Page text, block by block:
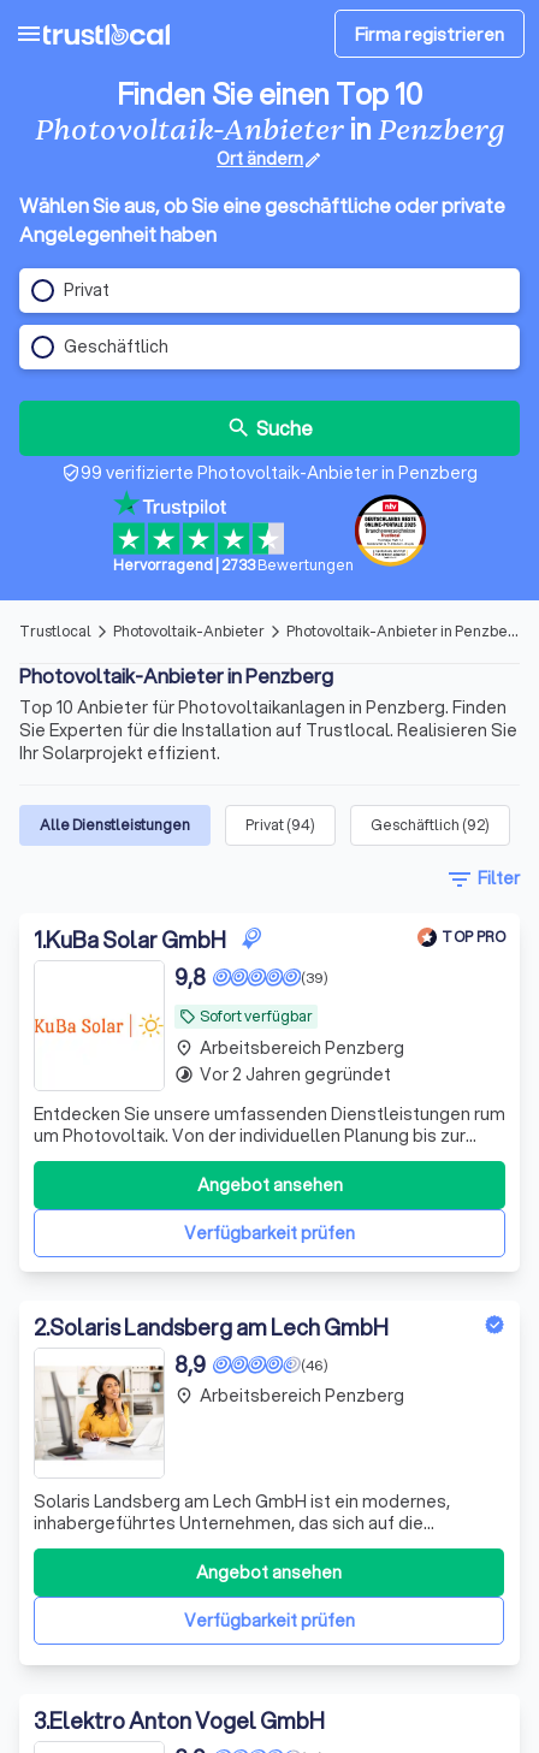
menu Firma registrieren
Finden Sie einen Top 10
Photovoltaik-AnbieterinPenzberg
Ort ändernedit
Wählen Sie aus, ob Sie eine geschäftliche oder private
Angelegenheit haben
Privat
Geschäftlich
search Suche
verified_user99 verifizierte Photovoltaik-Anbieter in Penzberg
Hervorragend| 2733 Bewertungen
Trustlocal arrow_forward_ios Photovoltaik-Anbieter arrow_forward_ios Photovoltaik-Anbieter in Penzberg
Photovoltaik-Anbieter in Penzberg
Top 10 Anbieter für Photovoltaikanlagen in Penzberg. Finden
Sie Experten für die Installation auf Trustlocal. Realisieren Sie
Ihr Solarprojekt effizient.
Alle Dienstleistungen Privat(94) Geschäftlich (92)
filter_list Filter
1.KuBa Solar GmbH TOP PRO
local_offer Sofort verfügbar
(39)
9,8
Entdecken Sie unsere umfassenden Dienstleistungen rum
um Photovoltaik. Von der individuellen Planung bis zur
schnellen Umsetzung - wir bieten Ihnen alles aus einer
Hand. Profitieren Sie von maßgeschneiderten Lösungen,
exzellentem Kundenservice und transparenten
Festpreisen. Zudem geben wir auf unser
Verfügbarkeit prüfen
Angebot ansehen
place Arbeitsbereich Penzberg
timelapse Vor 2 Jahren gegründet
2.Solaris Landsberg am Lech GmbH
(46)
8,9
Solaris Landsberg am Lech GmbH ist ein modernes,
inhabergeführtes Unternehmen, das sich auf die
Photovoltaikbranche spezialisiert hat. Unser
Hauptaugenmerk liegt auf der Beratung, Planung und dem
Verkauf von leistungsstarken Photovoltaikanlagen. Wir
verstehen, dass eine vollständige Photovoltaikanla
Verfügbarkeit prüfen
Angebot ansehen
place Arbeitsbereich Penzberg
3.Elektro Anton Vogel GmbH